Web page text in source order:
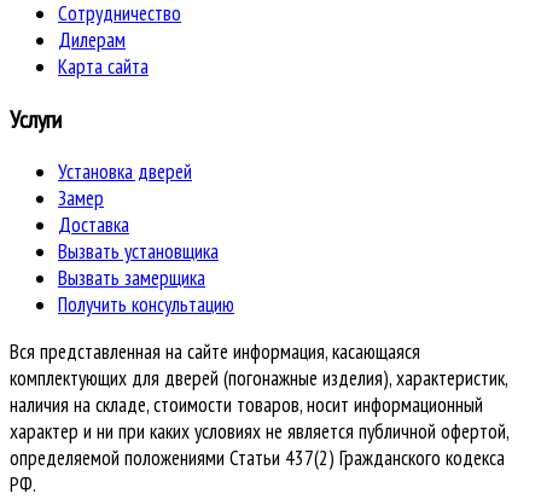
Сотрудничество
Дилерам
Карта сайта
Услуги
Установка дверей
Замер
Доставка
Вызвать установщика
Вызвать замерщика
Получить консультацию
Вся представленная на сайте информация, касающаяся
комплектующих для дверей (погонажные изделия), характеристик,
наличия на складе, стоимости товаров, носит информационный
характер и ни при каких условиях не является публичной офертой,
определяемой положениями Статьи 437(2) Гражданского кодекса
РФ.